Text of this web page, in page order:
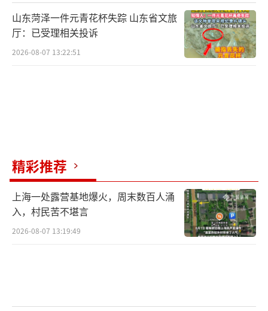
山东菏泽一件元青花杯失踪 山东省文旅
厅：已受理相关投诉
2026-08-07 13:22:51
精彩推荐
上海一处露营基地爆火，周末数百人涌
入，村民苦不堪言
2026-08-07 13:19:49